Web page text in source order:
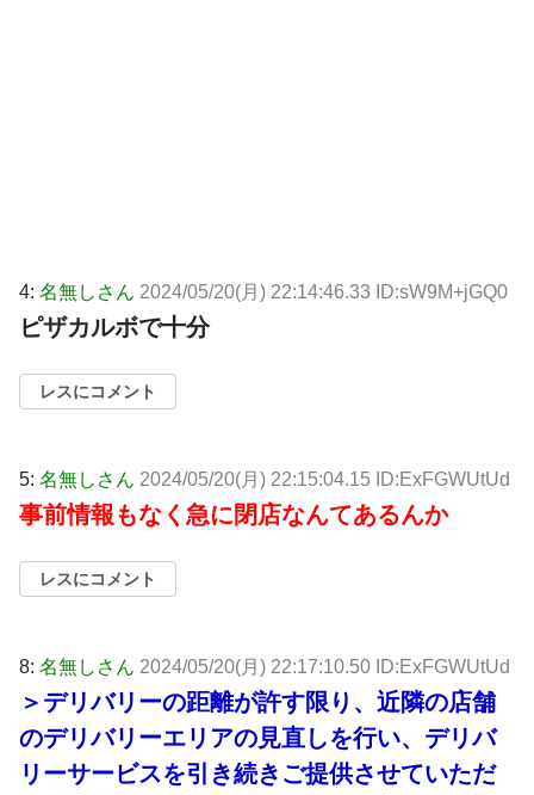
4: 名無しさん 2024/05/20(月) 22:14:46.33 ID:sW9M+jGQ0
ピザカルボで十分
レスにコメント
5: 名無しさん 2024/05/20(月) 22:15:04.15 ID:ExFGWUtUd
事前情報もなく急に閉店なんてあるんか
レスにコメント
8: 名無しさん 2024/05/20(月) 22:17:10.50 ID:ExFGWUtUd
＞デリバリーの距離が許す限り、近隣の店舗
のデリバリーエリアの見直しを行い、デリバ
リーサービスを引き続きご提供させていただ